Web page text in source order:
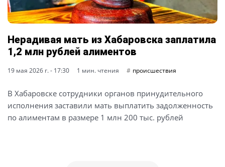
Нерадивая мать из Хабаровска заплатила
1,2 млн рублей алиментов
19 мая 2026 г. - 17:30 1 мин. чтения происшествия
В Хабаровске сотрудники органов принудительного
исполнения заставили мать выплатить задолженность
по алиментам в размере 1 млн 200 тыс. рублей